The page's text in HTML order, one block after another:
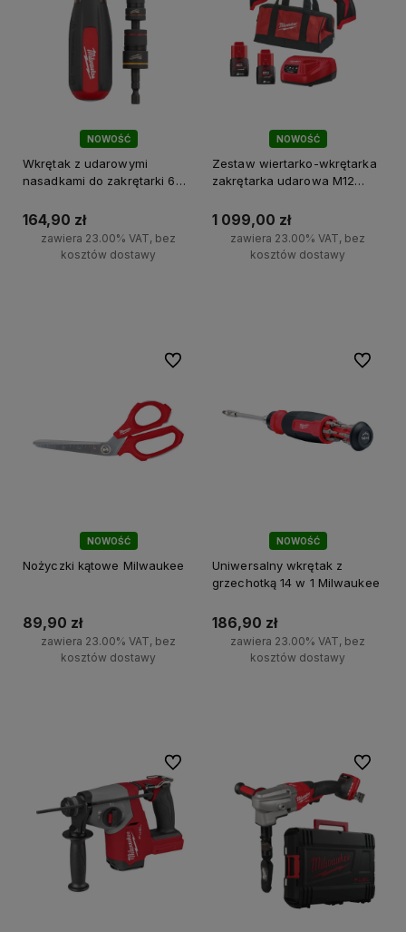
NOWOŚĆ
Wkrętak z udarowymi
nasadkami do zakrętarki 6w1
164,90 zł
zawiera 23.00% VAT, bez
kosztów dostawy
NOWOŚĆ
Zestaw wiertarko-wkrętarka
zakrętarka udarowa M12
1 099,00 zł
zawiera 23.00% VAT, bez
kosztów dostawy
NOWOŚĆ
Nożyczki kątowe Milwaukee
89,90 zł
zawiera 23.00% VAT, bez
kosztów dostawy
Do ulubionych
NOWOŚĆ
Uniwersalny wkrętak z
grzechotką 14 w 1 Milwaukee
186,90 zł
zawiera 23.00% VAT, bez
kosztów dostawy
Do
Do ulubionych Do